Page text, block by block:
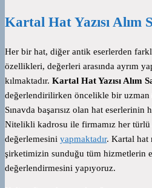
Kartal Hat Yazısı Alım
Her bir hat, diğer antik eserlerden
özellikleri, değerleri arasında ayrım
kılmaktadır. Kartal Hat Yazısı Alım
değerlendirilirken öncelikle bir uzman
Sınavda başarısız olan hat
Nitelikli kadrosu ile firmamız her türlü
değerlemesini yapmaktadır. Kartal hat
şirketimizin sunduğu tüm hizmetlerin
değerlendirmesini yapıyoruz.